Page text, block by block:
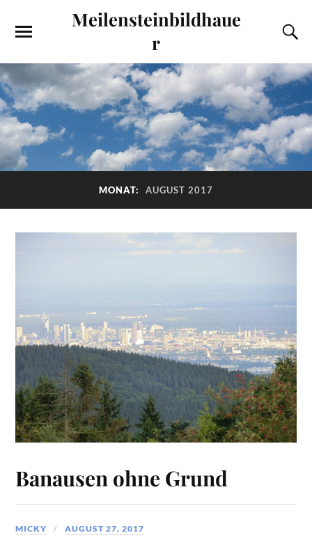
Meilensteinbildhaue
r
MONAT: AUGUST 2017
Banausen ohne Grund
MICKY AUGUST 27, 2017